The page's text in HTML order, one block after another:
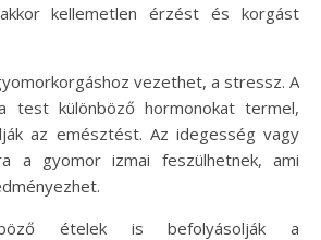
kellemetlen érzést és korgást
vezethet, a stressz. A
test különböző hormonokat termel,
az emésztést. Az idegesség vagy
a gyomor izmai feszülhetnek, ami
ételek is befolyásolják a